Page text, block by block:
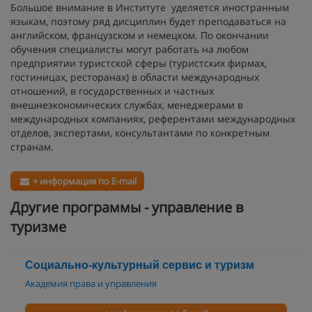
Большое внимание в Институте уделяется иностранным
языкам, поэтому ряд дисциплин будет преподаваться на
английском, французском и немецком. По окончании
обучения специалисты могут работать на любом
предприятии туристской сферы (туристских фирмах,
гостиницах, ресторанах) в области международных
отношений, в государственных и частных
внешнеэкономических службах, менеджерами в
международных компаниях, референтами международных
отделов, экспертами, консультантами по конкретным
странам.
+ информация по E-mail
Другие программы - управление в
туризме
Социально-культурный сервис и туризм
Академия права и управления